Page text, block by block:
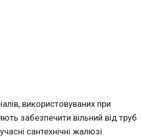
використовуваних при
забезпечити вільний від труб
сантехнічні жалюзі